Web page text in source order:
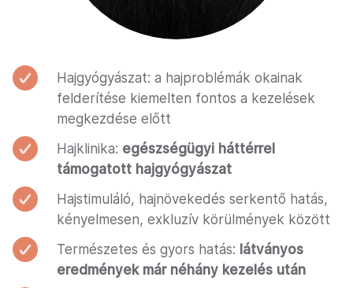
Hajgyógyászat: a hajproblémák okainak
felderítése kiemelten fontos a kezelések
megkezdése előtt
Hajklinika: egészségügyi háttérrel
támogatott hajgyógyászat
Hajstimuláló, hajnövekedés serkentő hatás,
kényelmesen, exkluzív körülmények között
Természetes és gyors hatás: látványos
eredmények már néhány kezelés után